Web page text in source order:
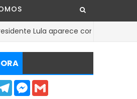
aparece com 39% contra 30% de
T
M